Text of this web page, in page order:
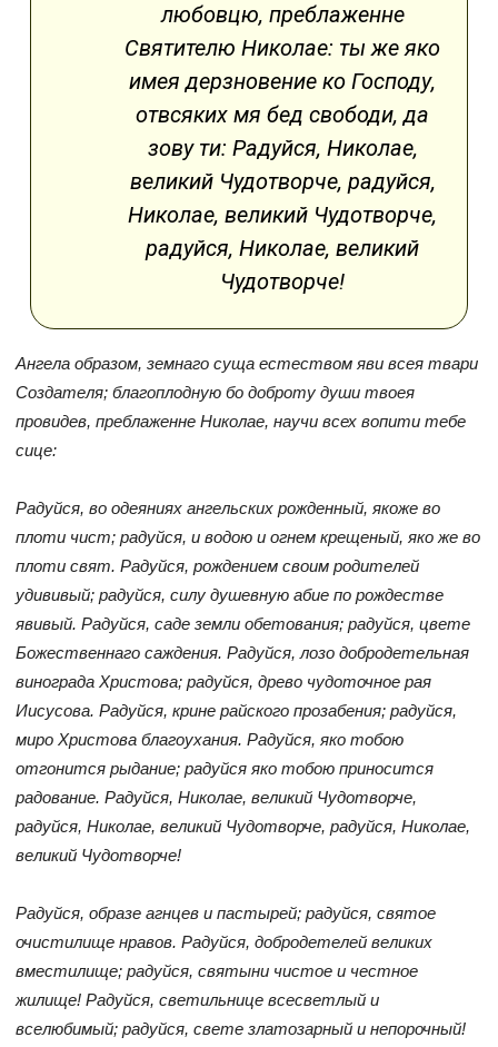
любовцю, преблаженне
Святителю Николае: ты же яко
имея дерзновение ко Господу,
отвсяких мя бед свободи, да
зову ти: Радуйся, Николае,
великий Чудотворче, радуйся,
Николае, великий Чудотворче,
радуйся, Николае, великий
Чудотворче!
Ангела образом, земнаго суща естеством яви всея твари
Создателя; благоплодную бо доброту души твоея
провидев, преблаженне Николае, научи всех вопити тебе
сице:
Радуйся, во одеяниях ангельских рожденный, якоже во
плоти чист; радуйся, и водою и огнем крещеный, яко же во
плоти свят. Радуйся, рождением своим родителей
удививый; радуйся, силу душевную абие по рождестве
явивый. Радуйся, саде земли обетования; радуйся, цвете
Божественнаго саждения. Радуйся, лозо добродетельная
винограда Христова; радуйся, древо чудоточное рая
Иисусова. Радуйся, крине райского прозабения; радуйся,
миро Христова благоухания. Радуйся, яко тобою
отгонится рыдание; радуйся яко тобою приносится
радование. Радуйся, Николае, великий Чудотворче,
радуйся, Николае, великий Чудотворче, радуйся, Николае,
великий Чудотворче!
Радуйся, образе агнцев и пастырей; радуйся, святое
очистилище нравов. Радуйся, добродетелей великих
вместилище; радуйся, святыни чистое и честное
жилище! Радуйся, светильнице всесветлый и
вселюбимый; радуйся, свете златозарный и непорочный!